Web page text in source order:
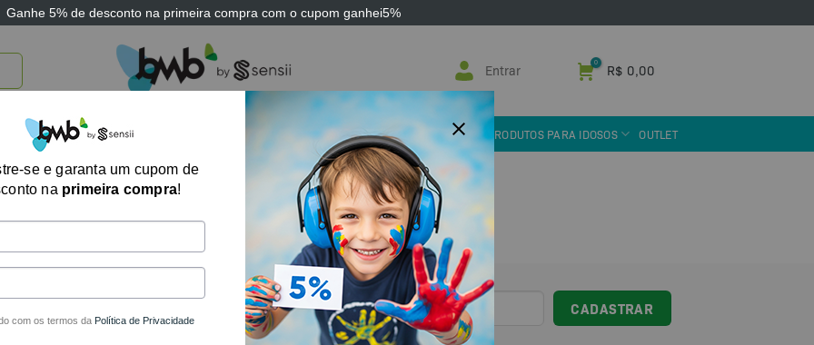
Ganhe 5% de desconto na primeira compra com o cupom ganhei5%
Entrar R$ 0,00
BRINQUEDOS E JOGOS ARK THERAPEUTIC SENSII TECNOLOGIA ASSISTIVA PRODUTOS PARA IDOSOS OUTLET
produto foi encontrado para a sua seleção.
por e-mail!
se e garanta um cupom de
na primeira compra!
com os termos da Política de Privacidade